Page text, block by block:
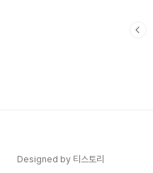
Designed by 티스토리